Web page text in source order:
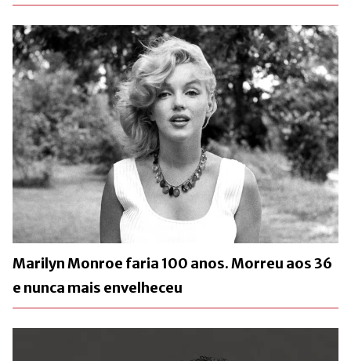
Marilyn Monroe faria 100 anos. Morreu aos 36
e nunca mais envelheceu